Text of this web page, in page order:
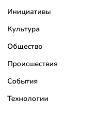
Инициативы
Культура
Общество
Происшествия
События
Технологии